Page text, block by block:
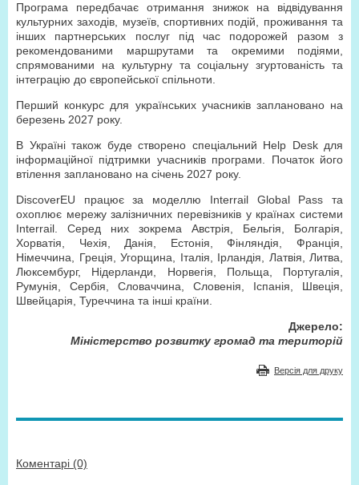
Програма передбачає отримання знижок на відвідування
культурних заходів, музеїв, спортивних подій, проживання та
інших партнерських послуг під час подорожей разом з
рекомендованими маршрутами та окремими подіями,
спрямованими на культурну та соціальну згуртованість та
інтеграцію до європейської спільноти.
Перший конкурс для українських учасників заплановано на
березень 2027 року.
В Україні також буде створено спеціальний Help Desk для
інформаційної підтримки учасників програми. Початок його
втілення заплановано на січень 2027 року.
DiscoverEU працює за моделлю Interrail Global Pass та
охоплює мережу залізничних перевізників у країнах системи
Interrail. Серед них зокрема Австрія, Бельгія, Болгарія,
Хорватія, Чехія, Данія, Естонія, Фінляндія, Франція,
Німеччина, Греція, Угорщина, Італія, Ірландія, Латвія, Литва,
Люксембург, Нідерланди, Норвегія, Польща, Португалія,
Румунія, Сербія, Словаччина, Словенія, Іспанія, Швеція,
Швейцарія, Туреччина та інші країни.
Джерело:
Міністерство розвитку громад та територій
Версія для друку
Коментарі (0)